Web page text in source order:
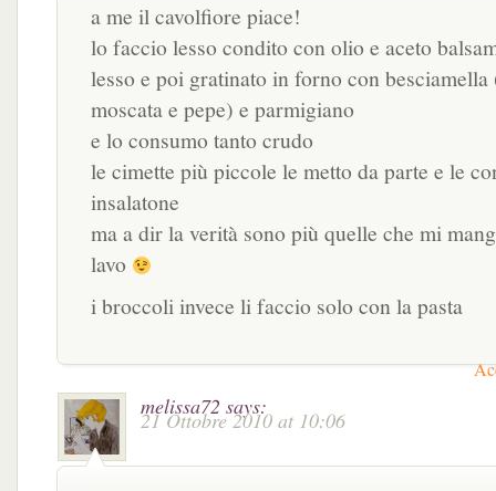
a me il cavolfiore piace!
lo faccio lesso condito con olio e aceto
lesso e poi gratinato in forno con besciamella
moscata e pepe) e parmigiano
e lo consumo tanto crudo
le cimette più piccole le metto da parte e le
insalatone
ma a dir la verità sono più quelle che mi
lavo
i broccoli invece li faccio solo con la pasta
melissa72 says:
21 Ottobre 2010 at 10:06